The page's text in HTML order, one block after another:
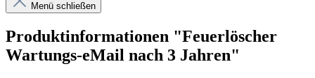
Menü schließen
Produktinformationen "Feuerlöscher
Wartungs-eMail nach 3 Jahren"